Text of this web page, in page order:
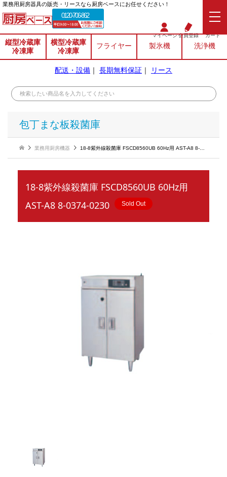
業務⽤厨房器具の販売・リースなら厨房ベースにお任せください！
0120-706-862
マイページ会員登録 カート
縦型冷蔵庫
冷凍庫
横型冷蔵庫
冷凍庫
フライヤー 製氷機 洗浄機
配送・設備 ｜ 長期無料保証 ｜ リース
包丁まな板殺菌庫
業務用厨房機器 18-8紫外線殺菌庫 FSCD8560UB 60Hz用 AST-A8 8-0374-0230
18-8紫外線殺菌庫 FSCD8560UB 60Hz用
AST-A8 8-0374-0230
Sold Out